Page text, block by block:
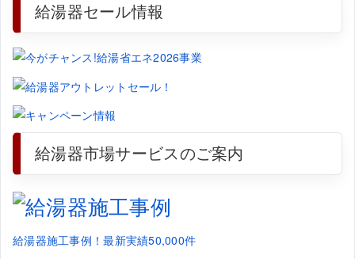
給湯器セール情報
給湯器市場サービスのご案内
給湯器施工事例！最新実績50,000件